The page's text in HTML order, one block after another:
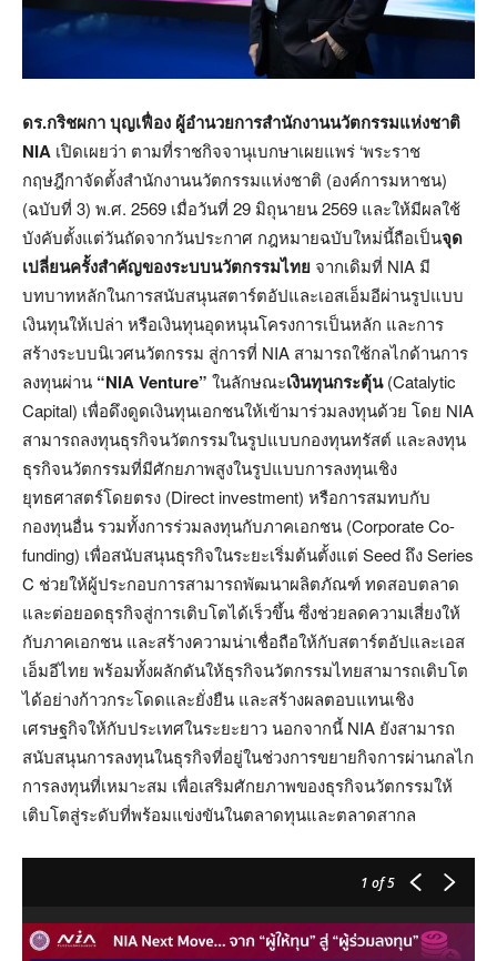
ดร.กริชผกา บุญเฟื่อง ผู้อำนวยการสำนักงานนวัตกรรมแห่งชาติ
NIA เปิดเผยว่า ตามที่ราชกิจจานุเบกษาเผยแพร่ ‘พระราช
กฤษฎีกาจัดตั้งสำนักงานนวัตกรรมแห่งชาติ (องค์การมหาชน)
(ฉบับที่ 3) พ.ศ. 2569 เมื่อวันที่ 29 มิถุนายน 2569 และให้มีผลใช้
บังคับตั้งแต่วันถัดจากวันประกาศ กฎหมายฉบับใหม่นี้ถือเป็นจุด
เปลี่ยนครั้งสำคัญของระบบนวัตกรรมไทย จากเดิมที่ NIA มี
บทบาทหลักในการสนับสนุนสตาร์ตอัปและเอสเอ็มอีผ่านรูปแบบ
เงินทุนให้เปล่า หรือเงินทุนอุดหนุนโครงการเป็นหลัก และการ
สร้างระบบนิเวศนวัตกรรม สู่การที่ NIA สามารถใช้กลไกด้านการ
ลงทุนผ่าน “NIA Venture” ในลักษณะเงินทุนกระตุ้น(Catalytic
Capital) เพื่อดึงดูดเงินทุนเอกชนให้เข้ามาร่วมลงทุนด้วย โดย NIA
สามารถลงทุนธุรกิจนวัตกรรมในรูปแบบกองทุนทรัสต์ และลงทุน
ธุรกิจนวัตกรรมที่มีศักยภาพสูงในรูปแบบการลงทุนเชิง
ยุทธศาสตร์โดยตรง (Direct investment) หรือการสมทบกับ
กองทุนอื่น รวมทั้งการร่วมลงทุนกับภาคเอกชน (Corporate Co-
funding) เพื่อสนับสนุนธุรกิจในระยะเริ่มต้นตั้งแต่ Seed ถึง Series
C ช่วยให้ผู้ประกอบการสามารถพัฒนาผลิตภัณฑ์ ทดสอบตลาด
และต่อยอดธุรกิจสู่การเติบโตได้เร็วขึ้น ซึ่งช่วยลดความเสี่ยงให้
กับภาคเอกชน และสร้างความน่าเชื่อถือให้กับสตาร์ตอัปและเอส
เอ็มอีไทย พร้อมทั้งผลักดันให้ธุรกิจนวัตกรรมไทยสามารถเติบโต
ได้อย่างก้าวกระโดดและยั่งยืน และสร้างผลตอบแทนเชิง
เศรษฐกิจให้กับประเทศในระยะยาว นอกจากนี้ NIA ยังสามารถ
สนับสนุนการลงทุนในธุรกิจที่อยู่ในช่วงการขยายกิจการผ่านกลไก
การลงทุนที่เหมาะสม เพื่อเสริมศักยภาพของธุรกิจนวัตกรรมให้
เติบโตสู่ระดับที่พร้อมแข่งขันในตลาดทุนและตลาดสากล
1 of 5